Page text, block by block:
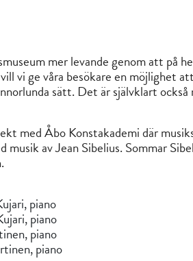
mer levande genom att på
vi ge våra besökare en möjlighet att
sätt. Det är självklart
med Åbo Konstakademi där
av Jean Sibelius. Sommar
piano
piano
piano
piano